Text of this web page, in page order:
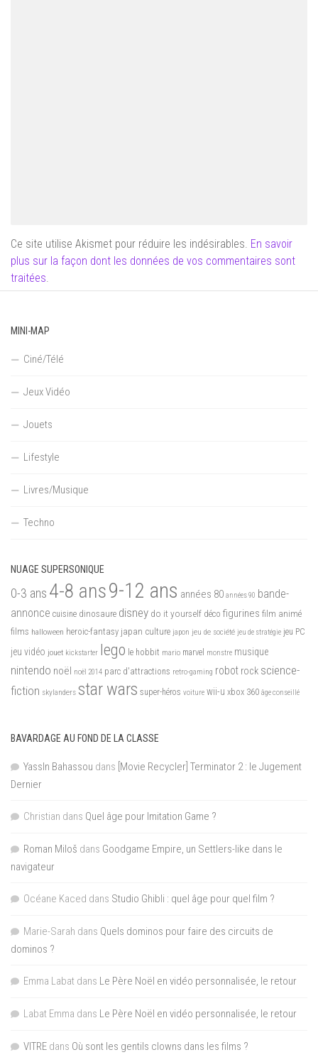
Ce site utilise Akismet pour réduire les indésirables. En savoir
plus sur la façon dont les données de vos commentaires sont
traitées.
MINI-MAP
Ciné/Télé
Jeux Vidéo
Jouets
Lifestyle
Livres/Musique
Techno
NUAGE SUPERSONIQUE
0-3 ans 4-8 ans9-12 ans années 80 années 90 bande-
annonce cuisine dinosaure disney do it yourself déco figurines film animé
films halloween heroic-fantasy japan culture japon jeu de société jeu de stratégie jeu PC
jeu vidéo jouet kickstarter lego le hobbit mario marvel monstre musique
nintendo noël noël 2014 parc d'attractions retro-gaming robot rock science-
fiction skylanders star wars super-héros voiture wii-u xbox 360 âge conseillé
BAVARDAGE AU FOND DE LA CLASSE
YassIn Bahassou dans [Movie Recycler] Terminator 2 : le Jugement
Dernier
Christian dans Quel âge pour Imitation Game ?
Roman Miloš dans Goodgame Empire, un Settlers-like dans le
navigateur
Océane Kaced dans Studio Ghibli : quel âge pour quel film ?
Marie-Sarah dans Quels dominos pour faire des circuits de
dominos ?
Emma Labat dans Le Père Noël en vidéo personnalisée, le retour
Labat Emma dans Le Père Noël en vidéo personnalisée, le retour
VITRE dans Où sont les gentils clowns dans les films ?